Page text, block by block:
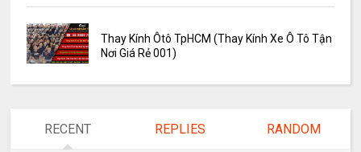
Thay Kính Ôtô TpHCM (Thay Kính Xe Ô Tô Tận
Nơi Giá Rẻ 001)
RECENT REPLIES RANDOM